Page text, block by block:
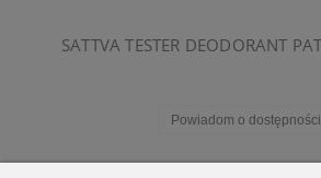
Powiadom o dostępności